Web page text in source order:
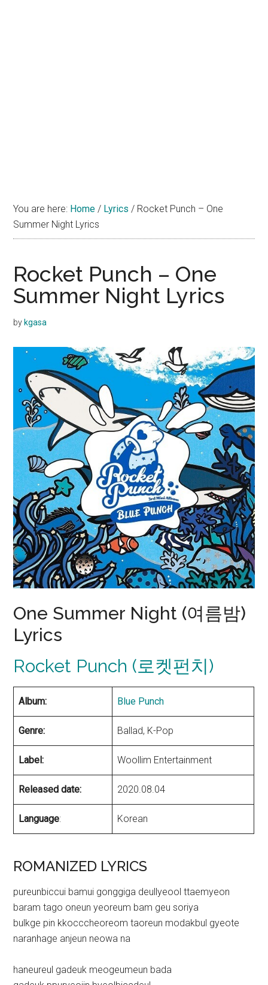
You are here: Home / Lyrics / Rocket Punch – One
Summer Night Lyrics
Rocket Punch – One
Summer Night Lyrics
by kgasa
One Summer Night (여름밤)
Lyrics
Rocket Punch (로켓펀치)
Album: Blue Punch
Genre: Ballad, K-Pop
Label: Woollim Entertainment
Released date: 2020.08.04
Language: Korean
ROMANIZED LYRICS
pureunbiccui bamui gonggiga deullyeool ttaemyeon
baram tago oneun yeoreum bam geu soriya
bulkge pin kkocccheoreom taoreun modakbul gyeote
naranhage anjeun neowa na
haneureul gadeuk meogeumeun bada